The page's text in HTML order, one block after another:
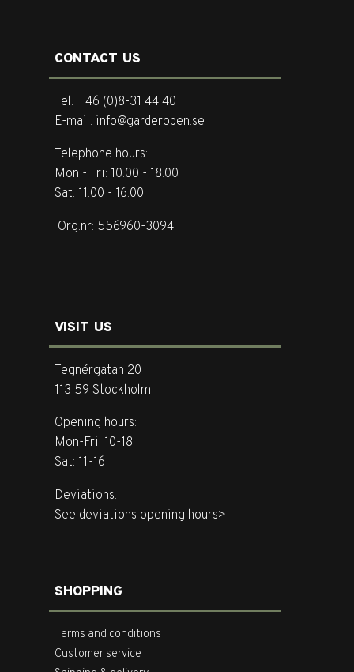
CONTACT US
Tel. +46 (0)8-31 44 40
E-mail. info@garderoben.se
Telephone hours:
Mon - Fri: 10.00 - 18.00
Sat: 11.00 - 16.00
Org.nr: 556960-3094
VISIT US
Tegnérgatan 20
113 59 Stockholm
Opening hours:
Mon-Fri: 10-18
Sat: 11-16
Deviations:
See deviations opening hours>
SHOPPING
Terms and conditions
Customer service